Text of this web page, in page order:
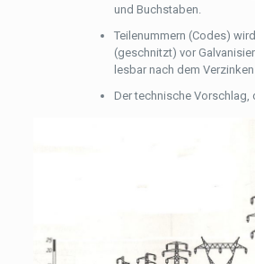
und Buchstaben.
Teilenummern (Codes)
(geschnitzt) vor
lesbar nach dem
Der technische Vorschlag,